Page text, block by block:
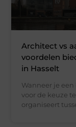
Architect vs
voordelen
in Hasselt
Wanneer je
voor de keuze
organiseert